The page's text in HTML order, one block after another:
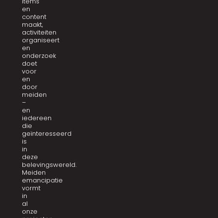
en
content
maakt,
activiteiten
organiseert
en
onderzoek
doet
voor
en
door
meiden
–
en
iedereen
die
geïnteresseerd
is
in
deze
belevingswereld.
Meiden
emancipatie
vormt
in
al
onze